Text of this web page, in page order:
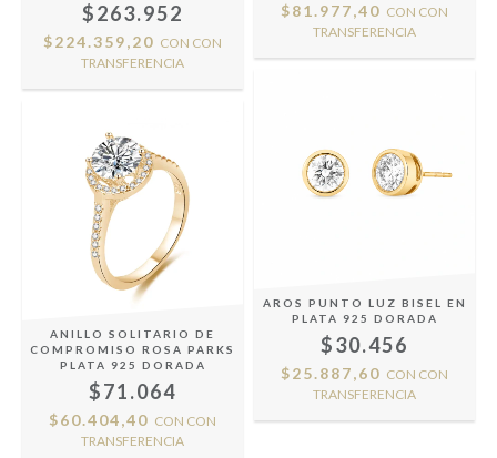
$263.952
$224.359,20 CON CON
TRANSFERENCIA
$81.977,40 CON CON
TRANSFERENCIA
ANILLO SOLITARIO DE
COMPROMISO ROSA PARKS
PLATA 925 DORADA
$71.064
$60.404,40 CON CON
TRANSFERENCIA
AROS PUNTO LUZ BISEL EN
PLATA 925 DORADA
$30.456
$25.887,60 CON CON
TRANSFERENCIA